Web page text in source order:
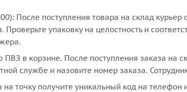
После поступления товара на склад
упаковку на целостность и
в корзине. После поступления заказа на
службе и назовите номер заказа.
на точку получите уникальный код на телефон